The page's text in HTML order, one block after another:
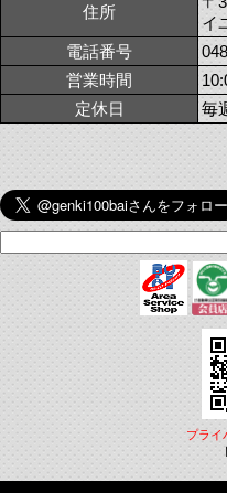
住所
イ
電話番号
営業時間
定休日
毎
プライ